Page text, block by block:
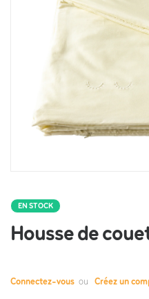
EN STOCK
Housse de
Connectez-vous ou Créez un